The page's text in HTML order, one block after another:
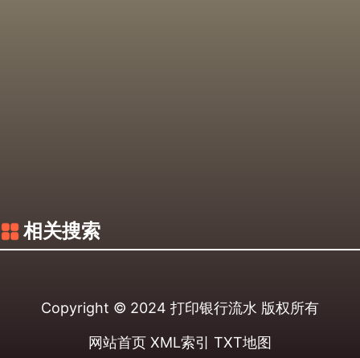
相关搜索
Copyright © 2024 打印银行流水 版权所有
网站首页 XML索引 TXT地图